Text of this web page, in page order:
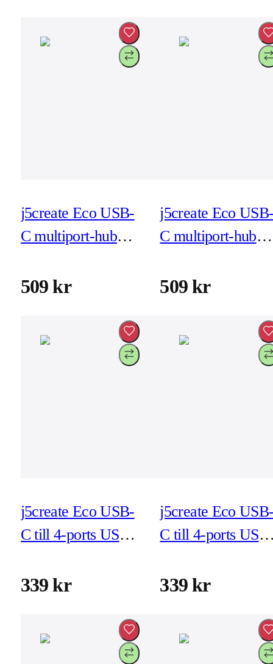
j5create Eco USB-
C multiport-hub
(JCD373ER)
509 kr
j5create Eco
C multiport-hub
(JCD373EW)
509 kr
j5create Eco USB-
C till 4-ports USB-
(JCH341EC)
339 kr
j5create Eco
C till 4-ports
(JCH341ER)
339 kr